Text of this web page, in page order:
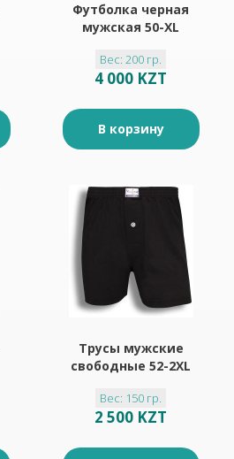
Футболка черная
мужская 50-XL
Вес: 200 гр.
4 000 KZT
В корзину
Трусы мужские
свободные 52-2XL
Вес: 150 гр.
2 500 KZT